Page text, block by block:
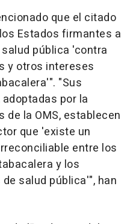
que el citado
Estados firmantes a
pública 'contra
y otros intereses
"Sus
por la
de la OMS, establecen
que 'existe un
entre los
y los
salud pública'", han